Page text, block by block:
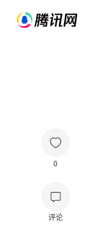
0
评论